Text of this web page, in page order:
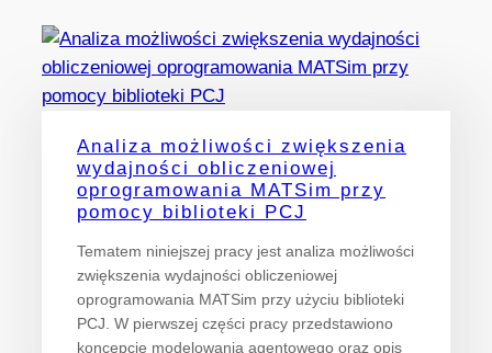
Analiza możliwości zwiększenia
wydajności obliczeniowej
oprogramowania MATSim przy
pomocy biblioteki PCJ
Tematem niniejszej pracy jest analiza możliwości
zwiększenia wydajności obliczeniowej
oprogramowania MATSim przy użyciu biblioteki
PCJ. W pierwszej części pracy przedstawiono
koncepcję modelowania agentowego oraz opis